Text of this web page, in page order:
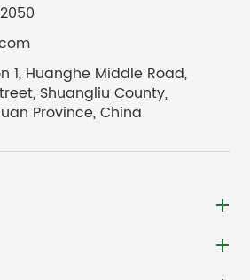
1, Huanghe Middle Road,
Shuangliu County,
Province, China